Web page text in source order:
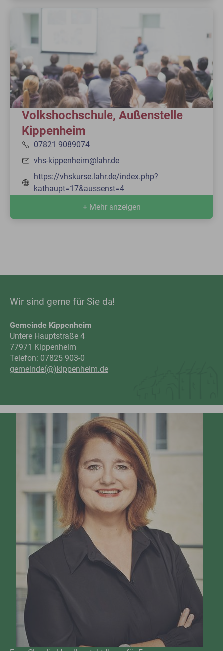
Volkshochschule, Außenstelle
Kippenheim
07821 9089074
vhs-kippenheim@lahr.de
https://vhskurse.lahr.de/index.php?
kathaupt=17&aussenst=4
+ Mehr anzeigen
Wir sind gerne für Sie da!
Gemeinde Kippenheim
Untere Hauptstraße 4
77971 Kippenheim
Telefon: 07825 903-0
gemeinde(@)kippenheim.de